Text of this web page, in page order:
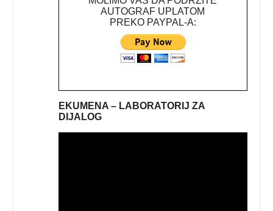
AUTOGRAF UPLATOM
PREKO PAYPAL-A:
EKUMENA – LABORATORIJ ZA
DIJALOG